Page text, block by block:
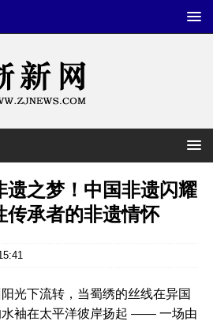
遗之梦！中国非遗闪耀
传承者的非遗情怀
光下流转，当蜀绣的丝线在异国
水袖在太平洋彼岸扬起 —— 一场由